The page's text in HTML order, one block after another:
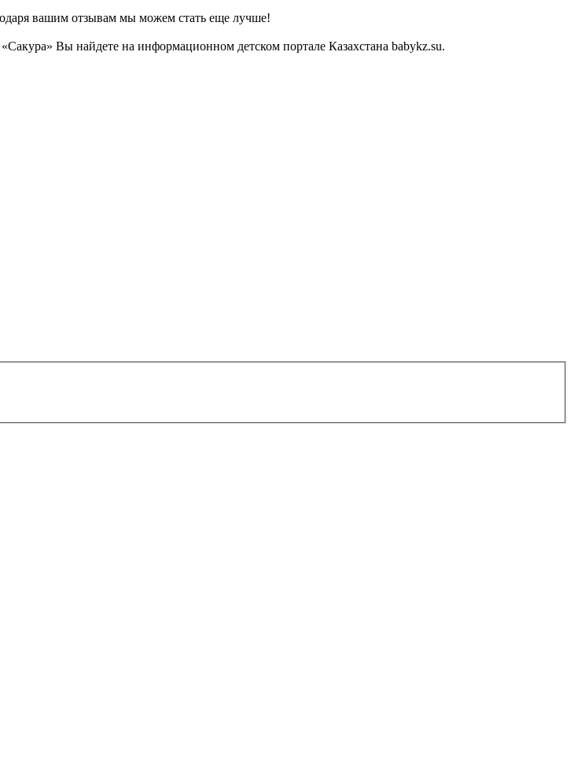
вашим отзывам мы можем стать еще лучше!
Вы найдете на информационном детском портале Казахстана babykz.su.